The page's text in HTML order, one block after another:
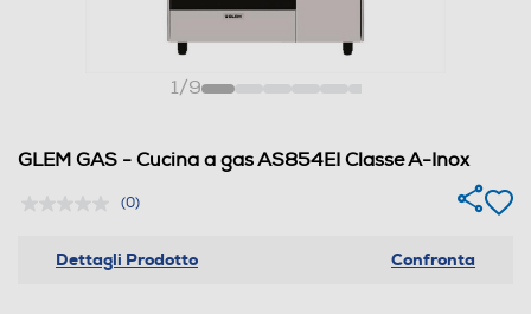
1/9
GLEM GAS - Cucina a gas AS854EI Classe A-Inox
(0)
Dettagli Prodotto Confronta